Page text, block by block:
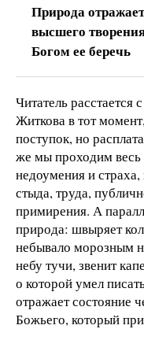
Природа
высшего
Богом ее беречь
Читатель расстается
Житкова в тот
поступок, но
же мы проходим весь
недоумения и
стыда, труда,
примирения. А
природа: швыряет
небывало морозным
небу тучи, звенит
о которой умел
отражает состояние
Божьего, который